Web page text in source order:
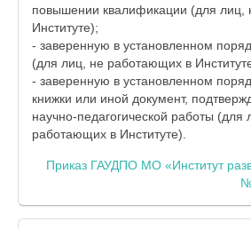
повышении квалификации (для лиц,
Институте);
- заверенную в установленном
(для лиц, не работающих в
- заверенную в установленном
книжки или иной документ,
научно-педагогической работы (для
работающих в Институте).
Приказ ГАУДПО МО «Институт